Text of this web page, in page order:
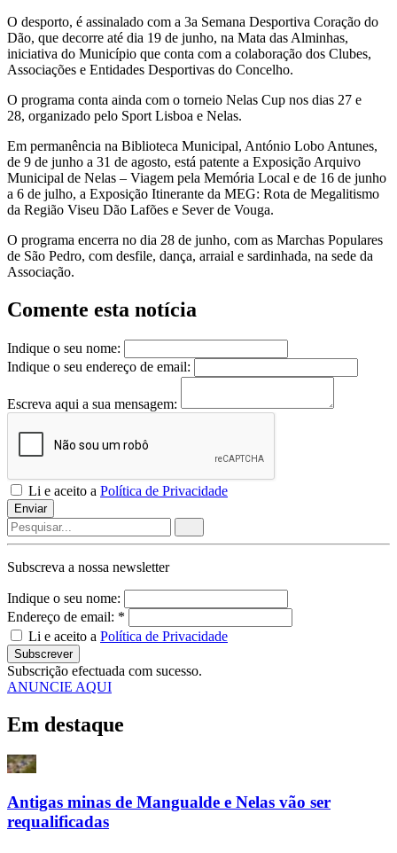
O desporto, é assinalado com a 3a Semana Desportiva Coração do
Dão, que decorre até dia 19 de junho, na Mata das Alminhas,
iniciativa do Município que conta com a colaboração dos Clubes,
Associações e Entidades Desportivas do Concelho.
O programa conta ainda com o torneio Nelas Cup nos dias 27 e
28, organizado pelo Sport Lisboa e Nelas.
Em permanência na Biblioteca Municipal, António Lobo Antunes,
de 9 de junho a 31 de agosto, está patente a Exposição Arquivo
Municipal de Nelas – Viagem pela Memória Local e de 16 de junho
a 6 de julho, a Exposição Itinerante da MEG: Rota de Megalitismo
da Região Viseu Dão Lafões e Sever de Vouga.
O programa encerra no dia 28 de junho, com as Marchas Populares
de São Pedro, com desfile, dança, arraial e sardinhada, na sede da
Associação.
Comente esta notícia
Indique o seu nome:
Indique o seu endereço de email:
Escreva aqui a sua mensagem:
Li e aceito a Política de Privacidade
Enviar
Subscreva a nossa newsletter
Indique o seu nome:
Endereço de email: *
Li e aceito a Política de Privacidade
Subscrever
Subscrição efectuada com sucesso.
ANUNCIE AQUI
Em destaque
Antigas minas de Mangualde e Nelas vão ser
requalificadas